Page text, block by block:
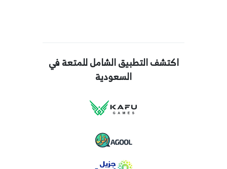
اكتشف التطبيق الشامل للمتعة في
السعودية